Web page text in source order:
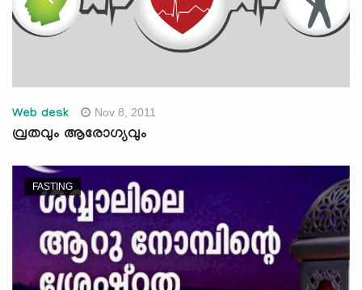
Web desk Nov 8, 2011
വ്രതവും ആരോഗ്യവും
FASTING